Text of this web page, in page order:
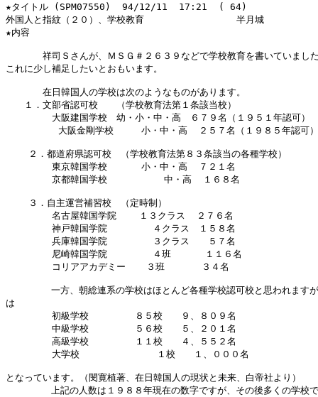
★タイトル (SPM07550)  94/12/11  17:21  ( 64)
外国人と指紋（２０）、学校教育　　　　　　　　　　半月城
★内容
祥司Ｓさんが、ＭＳＧ＃２６３９などで学校教育を書いていまし
これに少し補足したいとおもいます。
在日韓国人の学校は次のようなものがあります。
１．文部省認可校　　（学校教育法第１条該当校）
大阪建国学校　幼・小・中・高　６７９名（１９５１年認可）
大阪金剛学校　　　小・中・高  ２５７名（１９８５年認可）
    ２．都道府県認可校　（学校教育法第８３条該当の各種学校）
東京韓国学校      小・中・高  ７２１名
京都韓国学校          中・高  １６８名
    ３．自主運営補習校　（定時制）
名古屋韓国学院    １３クラス  ２７６名
神戸韓国学院        ４クラス　１５８名
兵庫韓国学院        ３クラス　　５７名
尼崎韓国学院        ４班      １１６名
コリアアカデミー　  ３班　　　　３４名
一方、朝総連系の学校はほとんど各種学校認可校と思われます
は
初級学校　　　　　８５校　　９、８０９名
中級学校　　　　　５６校　　５、２０１名
高級学校　　　　　１１校　　４、５５２名
大学校　            １校　　１、０００名
となっています。（閔寛植著、在日韓国人の現状と未来、白帝社より）
上記の人数は１９８８年現在の数字ですが、その後多くの学校